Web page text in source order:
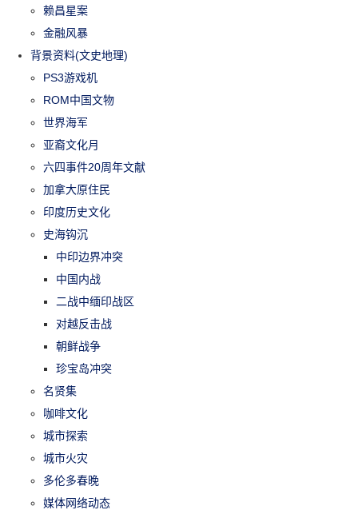
赖昌星案
金融风暴
背景资料(文史地理)
PS3游戏机
ROM中国文物
世界海军
亚裔文化月
六四事件20周年文献
加拿大原住民
印度历史文化
史海钩沉
中印边界冲突
中国内战
二战中缅印战区
对越反击战
朝鲜战争
珍宝岛冲突
名贤集
咖啡文化
城市探索
城市火灾
多伦多春晚
媒体网络动态